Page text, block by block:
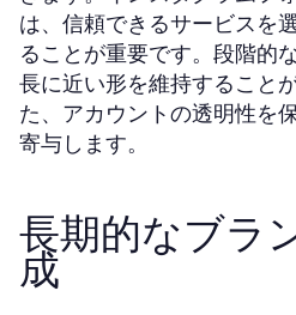
は、信頼できるサービスを
ることが重要です。段階的
長に近い形を維持すること
た、アカウントの透明性を
寄与します。
長期的なブラ
成